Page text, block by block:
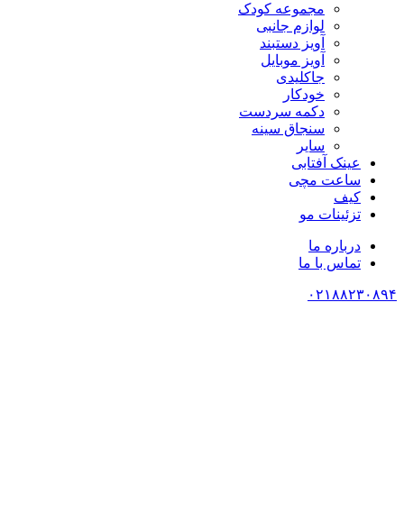
مجموعه کودک
لوازم جانبی
آویز دستبند
آویز موبایل
جاکلیدی
خودکار
دکمه سردست
سنجاق سینه
سایر
عینک آفتابی
ساعت مچی
کیف
تزئینات مو
درباره ما
تماس با ما
۰۲۱۸۸۲۳۰۸۹۴